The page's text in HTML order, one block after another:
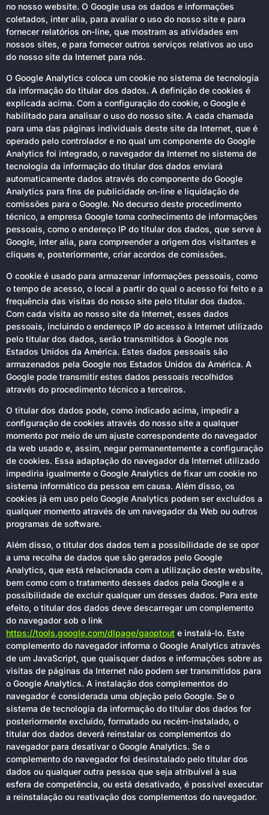
no nosso website. O Google usa os dados e informações
coletados, inter alia, para avaliar o uso do nosso site e para
fornecer relatórios on-line, que mostram as atividades em
nossos sites, e para fornecer outros serviços relativos ao uso
do nosso site da Internet para nós.
O Google Analytics coloca um cookie no sistema de tecnologia
da informação do titular dos dados. A definição de cookies é
explicada acima. Com a configuração do cookie, o Google é
habilitado para analisar o uso do nosso site. A cada chamada
para uma das páginas individuais deste site da Internet, que é
operado pelo controlador e no qual um componente do Google
Analytics foi integrado, o navegador da Internet no sistema de
tecnologia da informação do titular dos dados enviará
automaticamente dados através do componente do Google
Analytics para fins de publicidade on-line e liquidação de
comissões para o Google. No decurso deste procedimento
técnico, a empresa Google toma conhecimento de informações
pessoais, como o endereço IP do titular dos dados, que serve à
Google, inter alia, para compreender a origem dos visitantes e
cliques e, posteriormente, criar acordos de comissões.
O cookie é usado para armazenar informações pessoais, como
o tempo de acesso, o local a partir do qual o acesso foi feito e a
frequência das visitas do nosso site pelo titular dos dados.
Com cada visita ao nosso site da Internet, esses dados
pessoais, incluindo o endereço IP do acesso à Internet utilizado
pelo titular dos dados, serão transmitidos à Google nos
Estados Unidos da América. Estes dados pessoais são
armazenados pela Google nos Estados Unidos da América. A
Google pode transmitir estes dados pessoais recolhidos
através do procedimento técnico a terceiros.
O titular dos dados pode, como indicado acima, impedir a
configuração de cookies através do nosso site a qualquer
momento por meio de um ajuste correspondente do navegador
da web usado e, assim, negar permanentemente a configuração
de cookies. Essa adaptação do navegador da Internet utilizado
impediria igualmente o Google Analytics de fixar um cookie no
sistema informático da pessoa em causa. Além disso, os
cookies já em uso pelo Google Analytics podem ser excluídos a
qualquer momento através de um navegador da Web ou outros
programas de software.
Além disso, o titular dos dados tem a possibilidade de se opor
a uma recolha de dados que são gerados pelo Google
Analytics, que está relacionada com a utilização deste website,
bem como com o tratamento desses dados pela Google e a
possibilidade de excluir qualquer um desses dados. Para este
efeito, o titular dos dados deve descarregar um complemento
do navegador sob o link
https://tools.google.com/dlpage/gaoptout e instalá-lo. Este
complemento do navegador informa o Google Analytics através
de um JavaScript, que quaisquer dados e informações sobre as
visitas de páginas da Internet não podem ser transmitidos para
o Google Analytics. A instalação dos complementos do
navegador é considerada uma objeção pelo Google. Se o
sistema de tecnologia da informação do titular dos dados for
posteriormente excluído, formatado ou recém-instalado, o
titular dos dados deverá reinstalar os complementos do
navegador para desativar o Google Analytics. Se o
complemento do navegador foi desinstalado pelo titular dos
dados ou qualquer outra pessoa que seja atribuível à sua
esfera de competência, ou está desativado, é possível executar
a reinstalação ou reativação dos complementos do navegador.